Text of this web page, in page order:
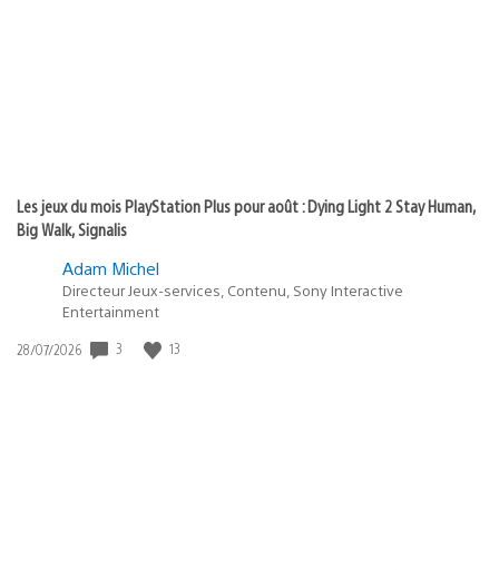
Les jeux du mois PlayStation Plus pour août : Dying Light 2 Stay Human,
Big Walk, Signalis
Adam Michel
Directeur Jeux-services, Contenu, Sony Interactive
Entertainment
Date
28/07/2026 3 13